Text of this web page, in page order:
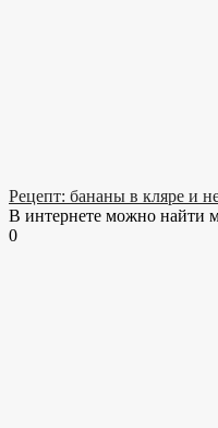
Рецепт: бананы в кляре и
В интернете можно найти
0